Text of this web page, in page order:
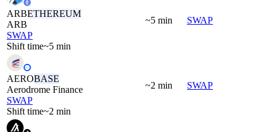
ARBETHEREUM
ARB
SWAP
Shift time~5 min
~5 min SWAP
AEROBASE
Aerodrome Finance
SWAP
Shift time~2 min
~2 min SWAP